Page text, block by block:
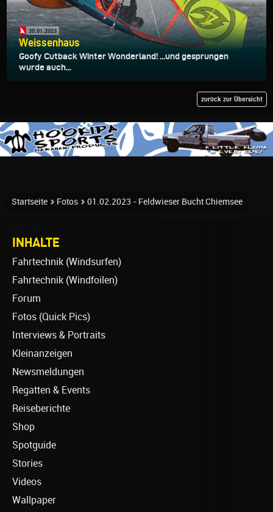
30.01.2023
Weissenhaus
Goofy Cutback Winter Wonderland! ...und gesprungen
wurde auch...
zurück zur Übersicht
Startseite Fotos 01.02.2023 - Feldwieser Bucht Chiemsee
INHALTE
Fahrtechnik (Windsurfen)
Fahrtechnik (Windfoilen)
Forum
Fotos (Quick Pics)
Interviews & Portraits
Kleinanzeigen
Newsmeldungen
Regatten & Events
Reiseberichte
Shop
Spotguide
Stories
Videos
Wallpaper